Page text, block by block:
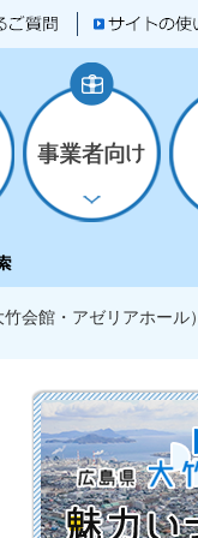
会館・アゼリアホール）